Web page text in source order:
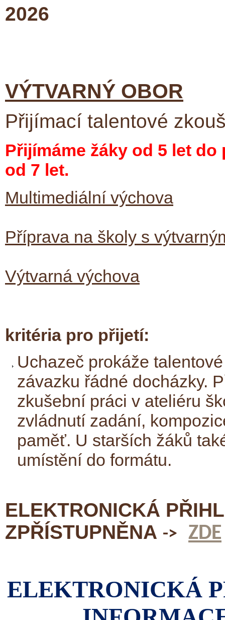
2026
VÝTVARNÝ OBOR
Přijímací talentové
Přijímáme žáky od 5 let
od 7 let.
Multimediální výchova
Příprava na školy s
Výtvarná výchova
kritéria pro přijetí:
Uchazeč prokáže
závazku řádné docházky.
zkušební práci v ateliéru
zvládnutí zadání,
paměť. U starších žáků
umístění do formátu.
ELEKTRONICKÁ
ZPŘÍSTUPNĚNA -> ZDE
ELEKTRONICKÁ